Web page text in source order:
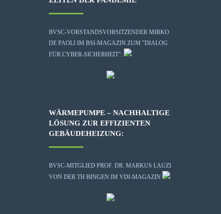
BVSC-VORSTANDSVORSITZENDER MIRKO
DE PAOLI IM BSI-MAGAZIN ZUM "DIALOG
FÜR CYBER-SICHERHEIT":
WÄRMEPUMPE – NACHHALTIGE
LÖSUNG ZUR EFFIZIENTEN
GEBÄUDEHEIZUNG:
BVSC-MITGLIED PROF. DR. MARKUS LAUZI
VON DER TH BINGEN IM VDI-MAGAZIN